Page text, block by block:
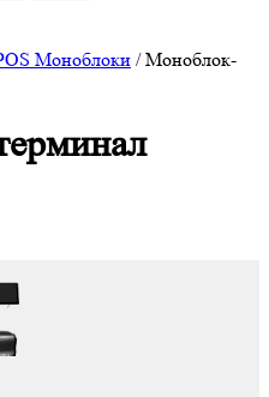
Моноблоки /Моноблок-